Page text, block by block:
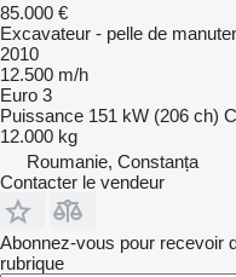
85.000 €
Excavateur - pelle de
2010
12.500 m/h
Euro 3
Puissance 151 kW (206 ch)
12.000 kg
Roumanie, Constanța
Contacter le vendeur
Abonnez-vous pour recevoir
rubrique